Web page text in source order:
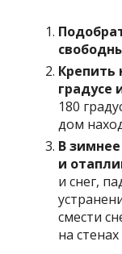
Крепить
градусе
180
дом
В
и
и снег,
смести
на